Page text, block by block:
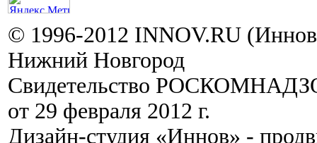
© 1996-2012 INNOV.RU
Нижний Новгород
Свидетельство
от 29 февраля 2012 г.
Дизайн-студия «Иннов» -